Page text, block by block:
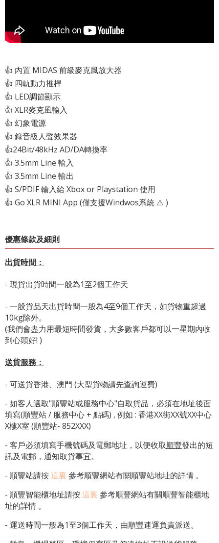
👍 內置 MIDAS 前級麥克風放大器
👍 四軌動力推桿
👍 LED調節顯示
👍 XLR麥克風輸入
👍 幻象電源
👍 錄音級人聲效果器
👍24Bit/48kHz AD/DA轉換率
👍 3.5mm Line 輸入
👍 3.5mm Line 輸出
👍 S/PDIF 輸入給 Xbox or Playstation 使用
👍 Go XLR MINI App (僅支援Windwos系統 ⚠️ )
優惠條款及細則
出貨時間：
- 現貨出貨時間一般為1至2個工作天
- 一般貨品天出貨時間一般為4至9個工作天，如貨物重超過
10kg除外。
(我們會盡力用最短時間發貨，大多數客戶都可以一星期內收
到心頭好! )
送貨服務：
- 可送貨香港、澳門 (大型貨物請先查詢運費)
- 如客人選取"順豐站或服務中心"自取貨品，必須在地址後面
填寫(順豐站 / 服務中心 + 點碼) , 例如 : 香港XX街XX號XX中心
X樓X室 (順豐站- 852XXX)
- 客戶必須填寫手機號碼及電郵地址，以便收取順豐發出的短
訊及電郵，通知取貨事宜。
- 順豐站請按這裏 參考順豐網站有關順豐站地址的詳情 。
- 順豐智能櫃地址請按這裏 參考順豐網站有關順豐智能櫃地
址的詳情 。
- 運送時間一般為1至3個工作天，由順豐速運負責派送。